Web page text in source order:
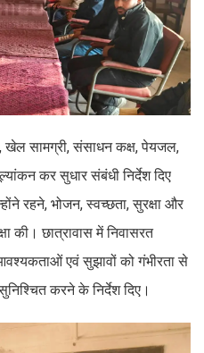
खेल सामग्री, संसाधन कक्ष, पेयजल,
कर सुधार संबंधी निर्देश दिए
रहने, भोजन, स्वच्छता, सुरक्षा और
की। छात्रावास में निवासरत
एवं सुझावों को गंभीरता से
करने के निर्देश दिए।